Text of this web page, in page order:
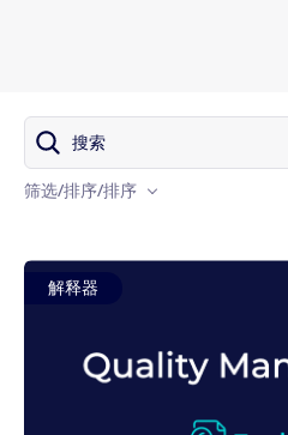
搜索
筛选/排序/排序
Product
view QM 解释器
解释器